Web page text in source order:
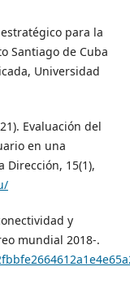
para la
Santiago de Cuba
Universidad
Evaluación del
en una
Dirección, 15(1),
y
mundial 2018-.